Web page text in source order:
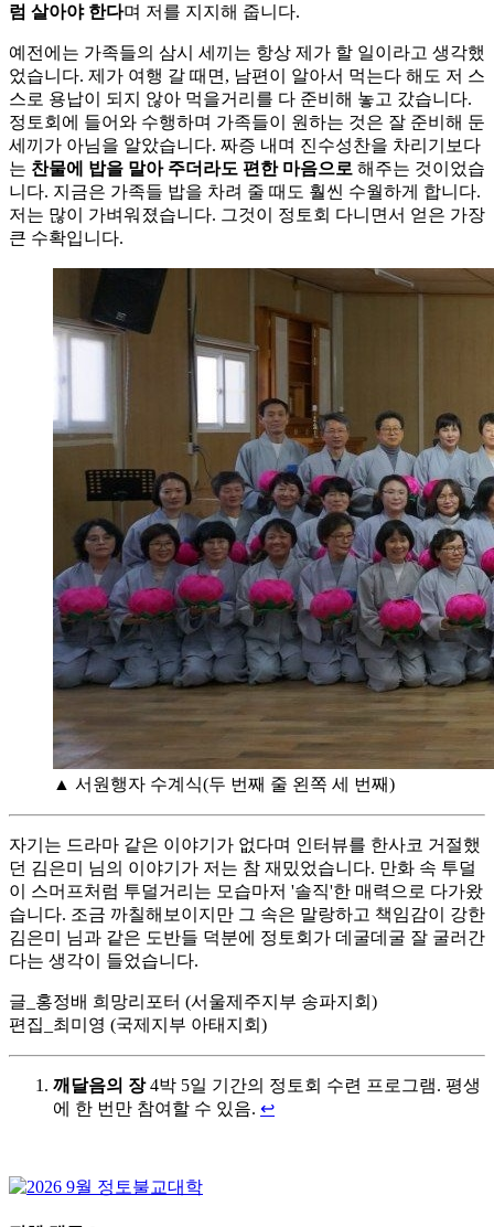
럼 살아야 한다며 저를 지지해 줍니다.
예전에는 가족들의 삼시 세끼는 항상 제가 할 일이라고 생각했
었습니다. 제가 여행 갈 때면, 남편이 알아서 먹는다 해도 저 스
스로 용납이 되지 않아 먹을거리를 다 준비해 놓고 갔습니다.
정토회에 들어와 수행하며 가족들이 원하는 것은 잘 준비해 둔
세끼가 아님을 알았습니다. 짜증 내며 진수성찬을 차리기보다
는 찬물에 밥을 말아 주더라도 편한 마음으로 해주는 것이었습
니다. 지금은 가족들 밥을 차려 줄 때도 훨씬 수월하게 합니다.
저는 많이 가벼워졌습니다. 그것이 정토회 다니면서 얻은 가장
큰 수확입니다.
▲ 서원행자 수계식(두 번째 줄 왼쪽 세 번째)
자기는 드라마 같은 이야기가 없다며 인터뷰를 한사코 거절했
던 김은미 님의 이야기가 저는 참 재밌었습니다. 만화 속 투덜
이 스머프처럼 투덜거리는 모습마저 '솔직'한 매력으로 다가왔
습니다. 조금 까칠해보이지만 그 속은 말랑하고 책임감이 강한
김은미 님과 같은 도반들 덕분에 정토회가 데굴데굴 잘 굴러간
다는 생각이 들었습니다.
글_홍정배 희망리포터 (서울제주지부 송파지회)
편집_최미영 (국제지부 아태지회)
깨달음의 장4박 5일 기간의 정토회 수련 프로그램. 평생
에 한 번만 참여할 수 있음. ↩